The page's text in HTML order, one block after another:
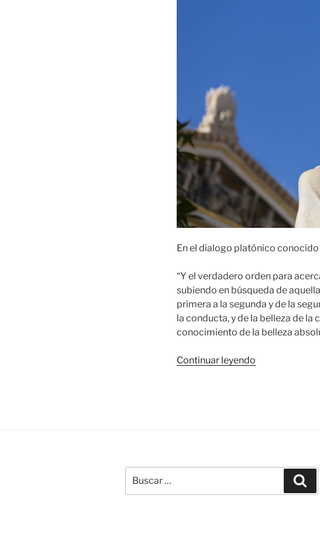
En el dialogo platónico conocido
“Y el verdadero orden para
subiendo en búsqueda de
primera a la segunda y de la
la conducta, y de la belleza de
conocimiento de la belleza
Continuar leyendo
por: